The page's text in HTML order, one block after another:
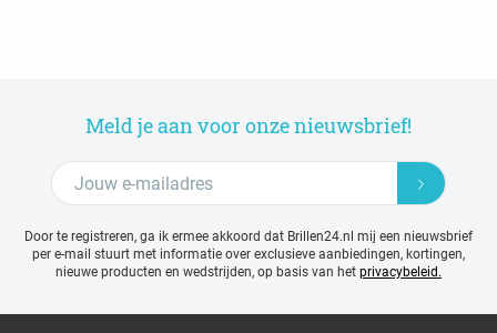
Meld je aan voor onze nieuwsbrief!
Door te registreren, ga ik ermee akkoord dat Brillen24.nl mij een nieuwsbrief
per e-mail stuurt met informatie over exclusieve aanbiedingen, kortingen,
nieuwe producten en wedstrijden, op basis van het privacybeleid.